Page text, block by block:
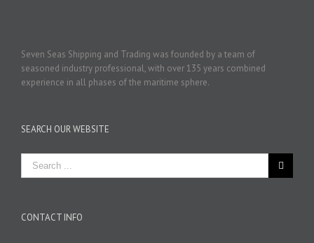
Seven Seas Shipping and Trading was founded by a team of
seasoned industry professional, with over 135 years combined
experience in all phases of the maritime sphere.
SEARCH OUR WEBSITE
CONTACT INFO